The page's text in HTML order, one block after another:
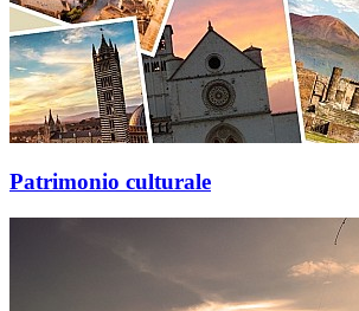
Patrimonio culturale